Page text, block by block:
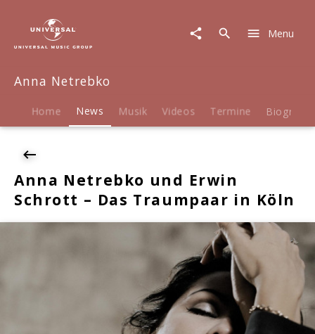
Netrebko
News
Anna
Erwin
Traumpaar
Menu
Anna Netrebko
Home News Musik Videos Termine Biografie
Anna Netrebko und Erwin
Schrott – Das Traumpaar in Köln